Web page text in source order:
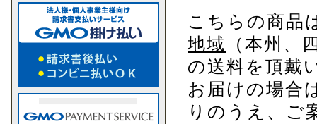
こちらの商品
地域
（本州、
の送料を頂戴
お届けの場合
りのうえ、ご